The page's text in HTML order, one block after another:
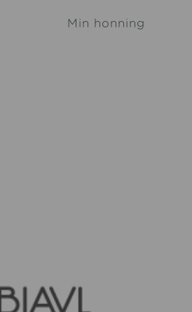
Min honning